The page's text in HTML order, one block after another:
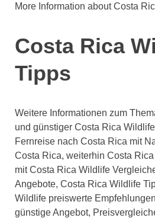
More Information about Costa
Costa Rica
Tipps
Weitere Informationen zum
und günstiger Costa Rica
Fernreise nach Costa Rica mit
Costa Rica, weiterhin Costa
mit Costa Rica Wildlife
Angebote, Costa Rica Wildlife
Wildlife preiswerte
günstige Angebot,